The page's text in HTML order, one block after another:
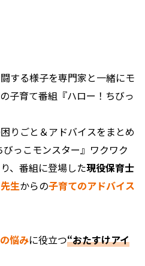
する様子を専門家と一緒にモ
子育て番組『ハロー！ちびっ
りごと＆アドバイスをまとめ
っこモンスター』ワクワク
、番組に登場した現役保育士
生からの子育てのアドバイス
悩みに役立つ“おたすけアイ